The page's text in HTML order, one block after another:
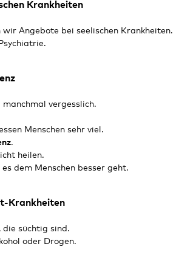
Krankheiten
wir Angebote bei seelischen Krankheiten.
vergesslich.
Menschen sehr viel.
.
heilen.
dem Menschen besser geht.
Krankheiten
die süchtig sind.
oder Drogen.